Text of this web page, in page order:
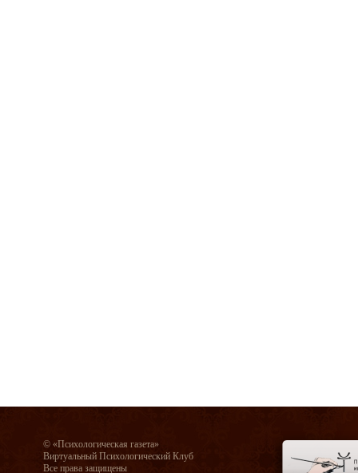
© «Психологическая газета»
Виртуальный Психологический Клуб
Все права защищены